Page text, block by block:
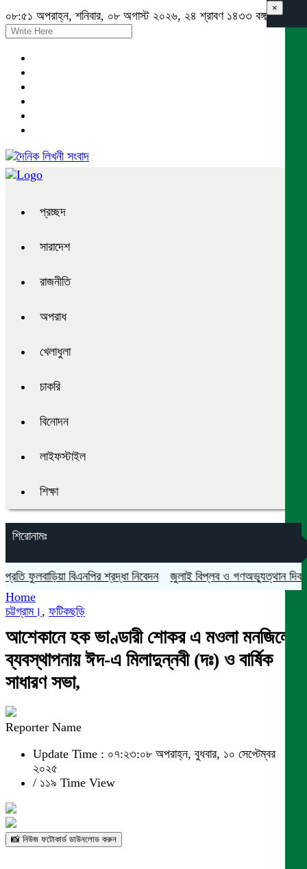
০৮:৫১ অপরাহ্ন, শনিবার, ০৮ অগাস্ট ২০২৬, ২৪ শ্রাবণ ১৪৩৩ বঙ্গাব্দ
প্রচ্ছদ
সারাদেশ
রাজনীতি
অপরাধ
খেলাধুলা
চাকরি
বিনোদন
লাইফস্টাইল
শিক্ষা
শিরোনামঃ
বিএনপির শ্রদ্ধা নিবেদন জুলাই বিপ্লব ও গণঅভ্যুত্থান দিবস যথাযথ
×
Home
চট্টগ্রাম। , ফটিকছড়ি
আশেকানে হক ভাণ্ডারী শোকর এ মওলা মনজিলের
ব্যবস্থাপনায় ঈদ-এ মিলাদুন্নবী (দঃ) ও বার্ষিক
সাধারণ সভা,
Reporter Name
Update Time : ০৭:২৩:০৮ অপরাহ্ন, বুধবার, ১০ সেপ্টেম্বর
২০২৫
/ ১১৯ Time View
📸 নিউজ ফটোকার্ড ডাউনলোড করুন